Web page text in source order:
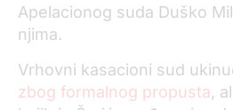
Apelacionog suda Duško
njima.
Vrhovni kasacioni sud
zbog formalnog propusta,